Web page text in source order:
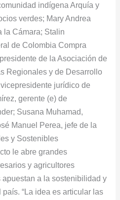
indígena Arquía y
verdes; Mary Andrea
la Cámara; Stalin
de Colombia Compra
de la Asociación de
Regionales y de Desarrollo
jurídico de
gerente (e) de
Susana Muhamad,
Manuel Perea, jefe de la
y Sostenibles
le abre grandes
y agricultores
a la sostenibilidad y
“La idea es articular las